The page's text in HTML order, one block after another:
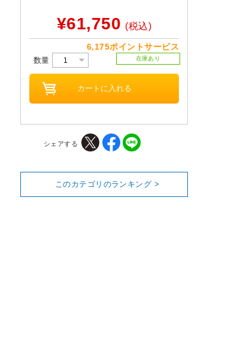
¥61,750 (税込)
6,175ポイントサービス
数量 在庫あり
シェアする
このカテゴリのランキング >